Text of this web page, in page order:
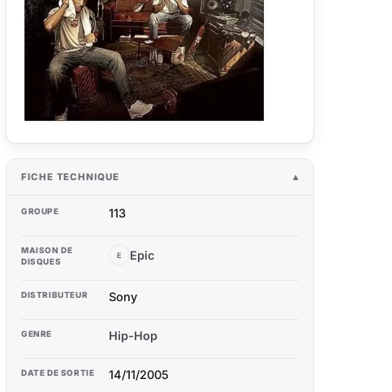
FICHE TECHNIQUE
GROUPE 113
MAISON DE
DISQUES
E Epic
DISTRIBUTEUR Sony
GENRE Hip-Hop
DATE DE SORTIE 14/11/2005